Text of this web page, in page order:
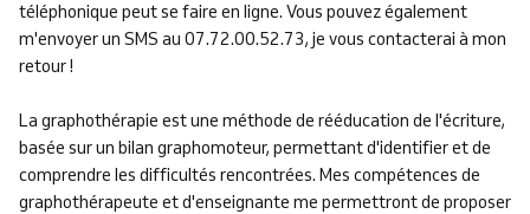
téléphonique peut se faire en ligne. Vous pouvez également
m'envoyer un SMS au 07.72.00.52.73, je vous contacterai à mon
retour !
La graphothérapie est une méthode de rééducation de l'écriture,
basée sur un bilan graphomoteur, permettant d'identifier et de
comprendre les difficultés rencontrées. Mes compétences de
graphothérapeute et d'enseignante me permettront de proposer